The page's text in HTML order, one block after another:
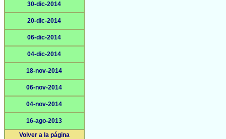
30-dic-2014
20-dic-2014
06-dic-2014
04-dic-2014
18-nov-2014
06-nov-2014
04-nov-2014
16-ago-2013
Volver a la página